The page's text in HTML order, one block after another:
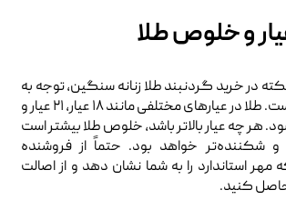
در خرید گردنبند طلا زنانه سنگین، توجه به
عیار و خلوص طلا است. طلا در عیارهای مختلفی مانند ۱۸ عیار، ۲۱ عیار و
هر چه عیار بالاتر باشد، خلوص طلا بیشتر است
شکننده‌تر خواهد بود. حتماً از فروشنده
استاندارد را به شما نشان دهد و از اصالت
کنید.